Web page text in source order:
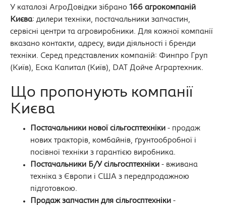
У каталозі АгроДовідки зібрано 166 агрокомпаній
Києва: дилери техніки, постачальники запчастин,
сервісні центри та агровиробники. Для кожної компанії
вказано контакти, адресу, види діяльності і бренди
техніки. Серед представлених компаній: Финпро Груп
(Київ), Еска Капитал (Київ), DAT Дойче Аграртехник.
Що пропонують компанії
Києва
Постачальники нової сільгосптехніки - продаж
нових тракторів, комбайнів, ґрунтообробної і
посівної техніки з гарантією виробника.
Постачальники Б/У сільгосптехніки - вживана
техніка з Європи і США з передпродажною
підготовкою.
Продаж запчастин для сільгосптехніки -